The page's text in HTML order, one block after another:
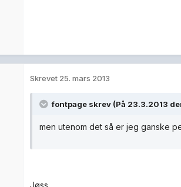
Skrevet 25. mars 2013
fontpage skrev (På 23.3.2013
men utenom det så er jeg ganske
Jøss.